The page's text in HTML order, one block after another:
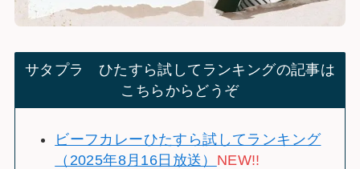
サタプラ ひたすら試してランキングの記事は
こちらからどうぞ
ビーフカレーひたすら試してランキング
（2025年8月16日放送） NEW!!